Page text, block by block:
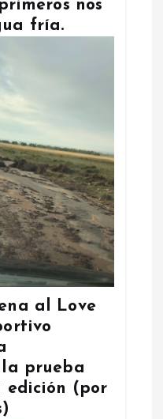
nos
fría.
al Love
la prueba
edición (por